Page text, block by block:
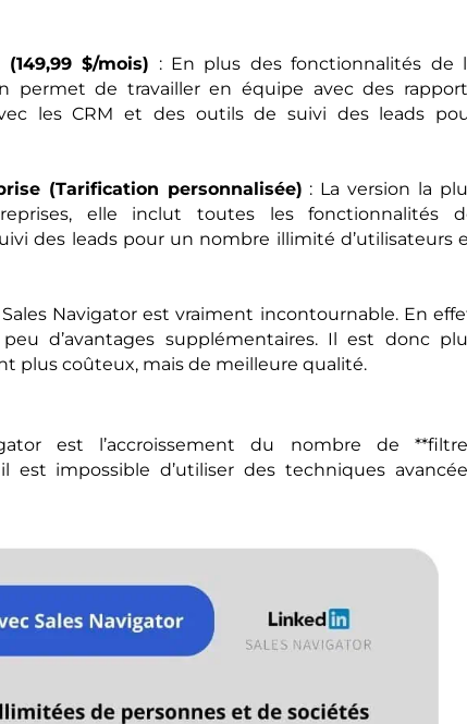
$/mois) : En plus des fonctionnalités de
permet de travailler en équipe avec des
les CRM et des outils de suivi des leads
(Tarification personnalisée) : La version la
elle inclut toutes les fonctionnalités
des leads pour un nombre illimité d’utilisateurs
Navigator est vraiment incontournable. En
d’avantages supplémentaires. Il est donc
plus coûteux, mais de meilleure qualité.
est l’accroissement du nombre de
est impossible d’utiliser des techniques